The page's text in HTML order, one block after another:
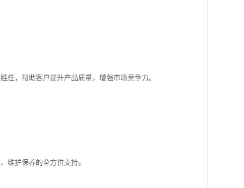
，帮助客户提升产品质量，增强市场竞争力。
维护保养的全方位支持。